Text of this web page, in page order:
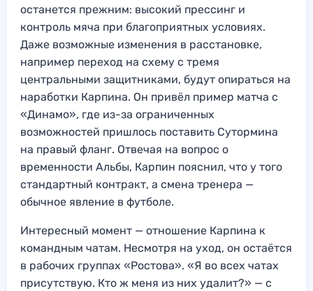
останется прежним: высокий прессинг и
контроль мяча при благоприятных условиях.
Даже возможные изменения в расстановке,
например переход на схему с тремя
центральными защитниками, будут опираться на
наработки Карпина. Он привёл пример матча с
«Динамо», где из-за ограниченных
возможностей пришлось поставить Сутормина
на правый фланг. Отвечая на вопрос о
временности Альбы, Карпин пояснил, что у того
стандартный контракт, а смена тренера —
обычное явление в футболе.
Интересный момент — отношение Карпина к
командным чатам. Несмотря на уход, он остаётся
в рабочих группах «Ростова». «Я во всех чатах
присутствую. Кто ж меня из них удалит?» — с